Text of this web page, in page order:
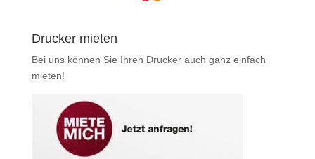
Drucker mieten
Bei uns können Sie Ihren Drucker auch ganz einfach
mieten!